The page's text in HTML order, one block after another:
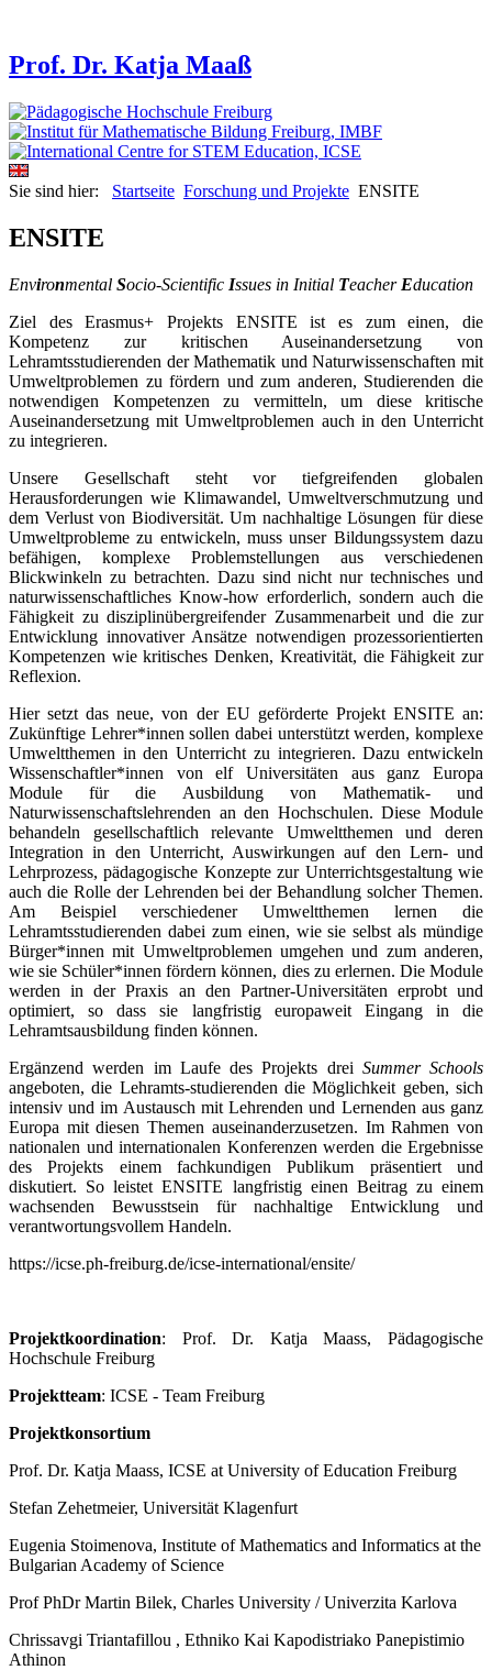
Prof. Dr. Katja Maaß
Sie sind hier: Startseite Forschung und Projekte ENSITE
ENSITE
Environmental Socio-Scientific Issues in Initial Teacher Education
Ziel des Erasmus+ Projekts ENSITE ist es zum einen, die
Kompetenz zur kritischen Auseinandersetzung von
Lehramtsstudierenden der Mathematik und Naturwissenschaften mit
Umweltproblemen zu fördern und zum anderen, Studierenden die
notwendigen Kompetenzen zu vermitteln, um diese kritische
Auseinandersetzung mit Umweltproblemen auch in den Unterricht
zu integrieren.
Unsere Gesellschaft steht vor tiefgreifenden globalen
Herausforderungen wie Klimawandel, Umweltverschmutzung und
dem Verlust von Biodiversität. Um nachhaltige Lösungen für diese
Umweltprobleme zu entwickeln, muss unser Bildungssystem dazu
befähigen, komplexe Problemstellungen aus verschiedenen
Blickwinkeln zu betrachten. Dazu sind nicht nur technisches und
naturwissenschaftliches Know-how erforderlich, sondern auch die
Fähigkeit zu disziplinübergreifender Zusammenarbeit und die zur
Entwicklung innovativer Ansätze notwendigen prozessorientierten
Kompetenzen wie kritisches Denken, Kreativität, die Fähigkeit zur
Reflexion.
Hier setzt das neue, von der EU geförderte Projekt ENSITE an:
Zukünftige Lehrer*innen sollen dabei unterstützt werden, komplexe
Umweltthemen in den Unterricht zu integrieren. Dazu entwickeln
Wissenschaftler*innen von elf Universitäten aus ganz Europa
Module für die Ausbildung von Mathematik- und
Naturwissenschaftslehrenden an den Hochschulen. Diese Module
behandeln gesellschaftlich relevante Umweltthemen und deren
Integration in den Unterricht, Auswirkungen auf den Lern- und
Lehrprozess, pädagogische Konzepte zur Unterrichtsgestaltung wie
auch die Rolle der Lehrenden bei der Behandlung solcher Themen.
Am Beispiel verschiedener Umweltthemen lernen die
Lehramtsstudierenden dabei zum einen, wie sie selbst als mündige
Bürger*innen mit Umweltproblemen umgehen und zum anderen,
wie sie Schüler*innen fördern können, dies zu erlernen. Die Module
werden in der Praxis an den Partner-Universitäten erprobt und
optimiert, so dass sie langfristig europaweit Eingang in die
Lehramtsausbildung finden können.
Ergänzend werden im Laufe des Projekts drei Summer Schools
angeboten, die Lehramts-studierenden die Möglichkeit geben, sich
intensiv und im Austausch mit Lehrenden und Lernenden aus ganz
Europa mit diesen Themen auseinanderzusetzen. Im Rahmen von
nationalen und internationalen Konferenzen werden die Ergebnisse
des Projekts einem fachkundigen Publikum präsentiert und
diskutiert. So leistet ENSITE langfristig einen Beitrag zu einem
wachsenden Bewusstsein für nachhaltige Entwicklung und
verantwortungsvollem Handeln.
https://icse.ph-freiburg.de/icse-international/ensite/
Projektkoordination: Prof. Dr. Katja Maass, Pädagogische
Hochschule Freiburg
Projektteam: ICSE - Team Freiburg
Projektkonsortium
Prof. Dr. Katja Maass, ICSE at University of Education Freiburg
Stefan Zehetmeier, Universität Klagenfurt
Eugenia Stoimenova, Institute of Mathematics and Informatics at the
Bulgarian Academy of Science
Prof PhDr Martin Bilek, Charles University / Univerzita Karlova
Chrissavgi Triantafillou , Ethniko Kai Kapodistriako Panepistimio
Athinon